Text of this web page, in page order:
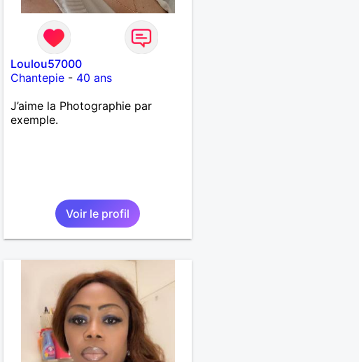
Loulou57000
Chantepie - 40 ans
J’aime la Photographie par
exemple.
Voir le profil